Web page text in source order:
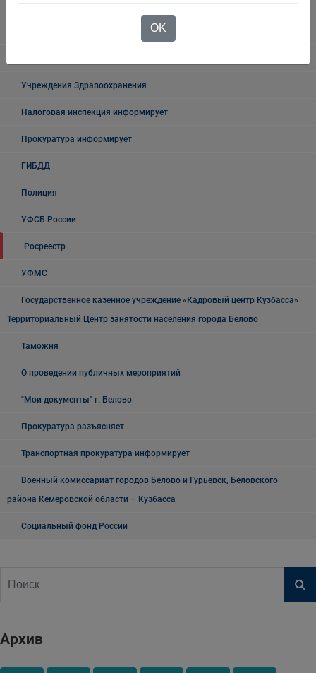
Учреждения Здравоохранения
Налоговая инспекция информирует
Прокуратура информирует
ГИБДД
Полиция
УФСБ России
Росреестр
УФМС
Государственное казенное учреждение «Кадровый центр Кузбасса»
Территориальный Центр занятости населения города Белово
Таможня
О проведении публичных мероприятий
"Мои документы" г. Белово
Прокуратура разъясняет
Транспортная прокуратура информирует
Военный комиссариат городов Белово и Гурьевск, Беловского
района Кемеровской области – Кузбасса
Социальный фонд России
Архив
OK